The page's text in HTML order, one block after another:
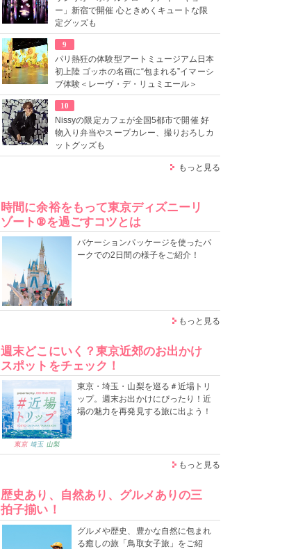
ー」新宿で開催 心ときめくキュートな限
定グッズも
9
パリ熱狂の体験型アートミュージアム日本
初上陸 ゴッホの名画に“包まれる”イマーシ
ブ体験＜レーヴ・デ・リュミエール＞
10
Nissyの限定カフェが全国5都市で開催 好
物入り弁当やスープカレー、撮りおろしカ
ットグッズも
もっと見る
時間に余裕をもって東京ディズニーリ
ゾート®を過ごすコツとは
バケーションパッケージを使ったパ
ークでの2日間の様子をご紹介！
もっと見る
週末どこにいく？東京近郊のお出かけ
スポットをチェック！
東京・埼玉・山梨を巡る＃近場トリ
ップ。週末お出かけにぴったり！近
場の魅力を再発見する旅に出よう！
もっと見る
歴史あり、自然あり、グルメありの三
拍子揃い！
グルメや歴史、豊かな自然に包まれ
る癒しの旅「鳥取女子旅」をご紹